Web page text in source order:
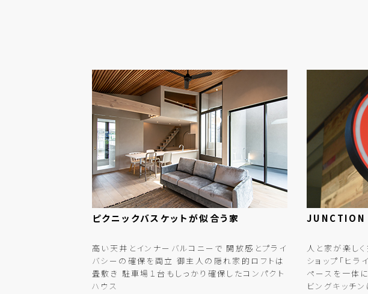
ピクニックバスケットが似合う家
高い天井とインナーバルコニーで 開放感とプライ
バシーの確保を両立 御主人の隠れ家的ロフトは
畳敷き 駐車場１台もしっかり確保したコンパクト
ハウス
JUNCTION
人と家が楽し
ショップ「ヒラ
ペースを一体
ビングキッチン